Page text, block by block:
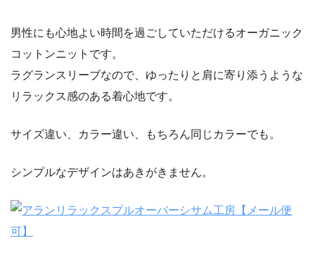
男性にも心地よい時間を過ごしていただけるオーガニック
コットンニットです。
ラグランスリーブなので、ゆったりと肩に寄り添うような
リラックス感のある着心地です。
サイズ違い、カラー違い、もちろん同じカラーでも。
シンプルなデザインはあきがきません。